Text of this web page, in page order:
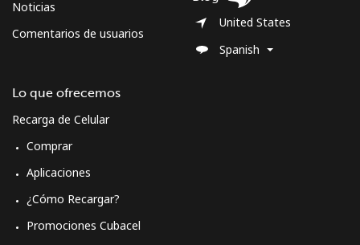
Noticias
Comentarios de usuarios
Lo que ofrecemos
Recarga de Celular
Comprar
Aplicaciones
¿Cómo Recargar?
Promociones Cubacel
United States
Spanish